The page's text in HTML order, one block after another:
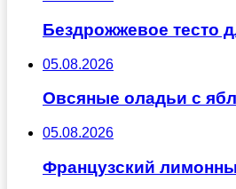
Бездрожжевое тесто
05.08.2026
Овсяные оладьи с
05.08.2026
Французский